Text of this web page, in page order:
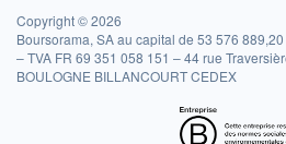
Copyright © 2026
Boursorama, SA au capital de 53 576
– TVA FR 69 351 058 151 – 44 rue
BOULOGNE BILLANCOURT CEDEX